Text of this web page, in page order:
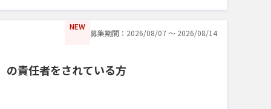
NEW
募集期間：2026/08/07 〜 2026/08/14
の責任者をされている方